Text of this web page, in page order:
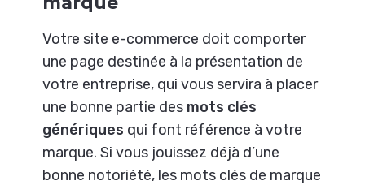
Votre site e-commerce doit comporter
une page destinée à la présentation de
votre entreprise, qui vous servira à placer
une bonne partie des mots clés
génériques qui font référence à votre
marque. Si vous jouissez déjà d’une
bonne notoriété, les mots clés de marque